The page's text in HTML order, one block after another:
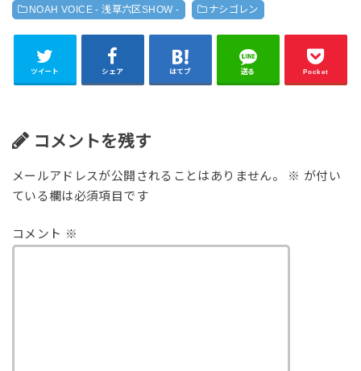
NOAH VOICE - 浅草六区SHOW - ナシゴレン
ツイート シェア はてブ 送る Pocket
コメントを残す
メールアドレスが公開されることはありません。 ※ が付い
ている欄は必須項目です
コメント ※